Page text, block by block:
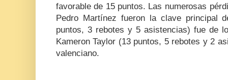
favorable de 15 puntos. Las numerosas
Pedro Martínez fueron la clave principal
puntos, 3 rebotes y 5 asistencias) fue de
Kameron Taylor (13 puntos, 5 rebotes y 2
valenciano.